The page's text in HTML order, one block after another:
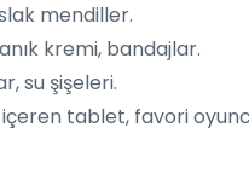
mendiller.
kremi, bandajlar.
su şişeleri.
tablet, favori